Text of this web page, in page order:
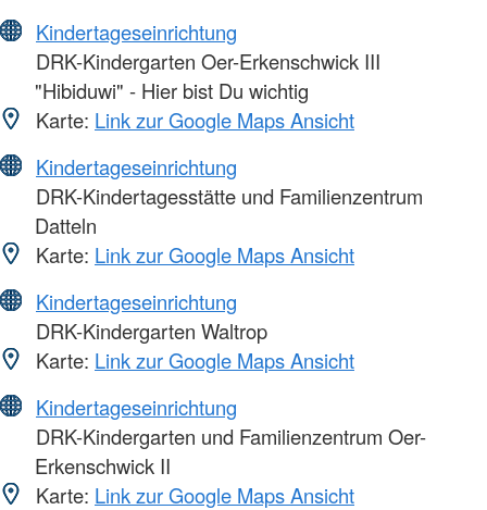
Kindertageseinrichtung
DRK-Kindergarten Oer-Erkenschwick III
"Hibiduwi" - Hier bist Du wichtig
Karte: Link zur Google Maps Ansicht
Kindertageseinrichtung
DRK-Kindertagesstätte und Familienzentrum
Datteln
Karte: Link zur Google Maps Ansicht
Kindertageseinrichtung
DRK-Kindergarten Waltrop
Karte: Link zur Google Maps Ansicht
Kindertageseinrichtung
DRK-Kindergarten und Familienzentrum Oer-
Erkenschwick II
Karte: Link zur Google Maps Ansicht